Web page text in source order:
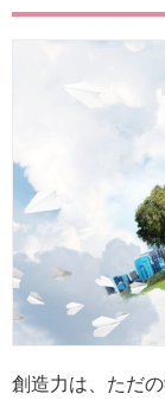
創造力は、ただ